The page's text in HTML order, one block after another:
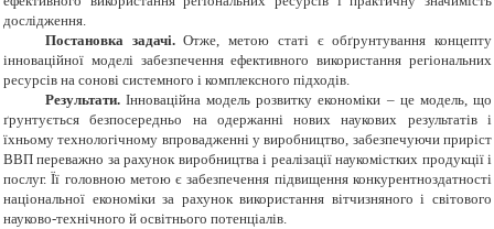
дослідження.
Постановка задачі.Отже, метою статі є обґрунтування концепту
інноваційної моделі забезпечення ефективного використання регіональних
ресурсів на сонові системного і комплексного підходів.
Результати.Інноваційна модель розвитку економіки – це модель, що
ґрунтується безпосередньо на одержанні нових наукових результатів і
їхньому технологічному впровадженні у виробництво, забезпечуючи приріст
ВВП переважно за рахунок виробництва і реалізації наукомістких продукції і
послуг. Її головною метою є забезпечення підвищення конкурентноздатності
національної економіки за рахунок використання вітчизняного і світового
науково-технічного й освітнього потенціалів.